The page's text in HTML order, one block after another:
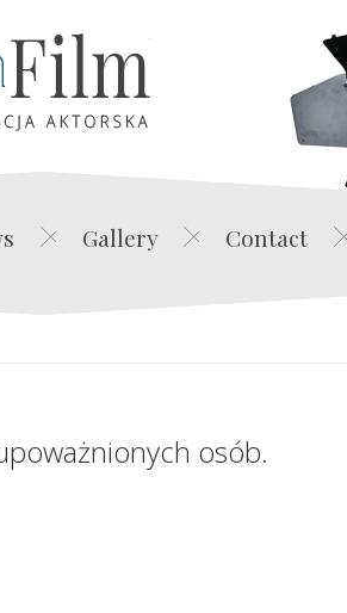
Edwin Film Agencja Aktorska
Gallery Contact
osób.